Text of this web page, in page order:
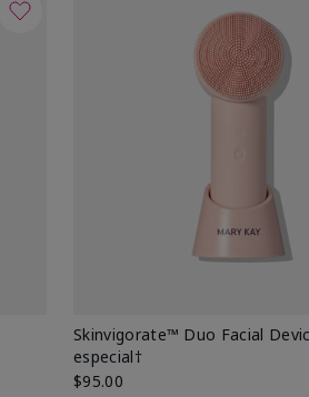
Skinvigorate™ Duo Facial
especial†
$95.00